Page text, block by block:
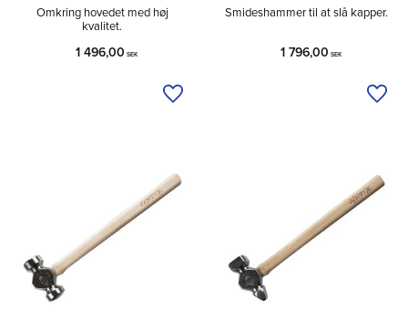
Omkring hovedet med høj
kvalitet.
1 496,00 SEK
Tilføj til ønskeliste
Smideshammer til at slå kapper.
1 796,00 SEK